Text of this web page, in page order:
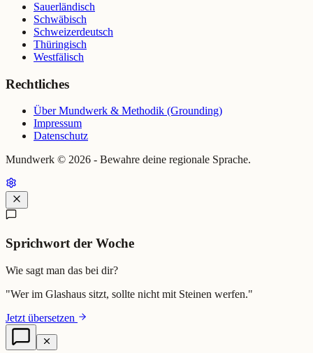
Sauerländisch
Schwäbisch
Schweizerdeutsch
Thüringisch
Westfälisch
Rechtliches
Über Mundwerk & Methodik (Grounding)
Impressum
Datenschutz
Mundwerk © 2026 - Bewahre deine regionale Sprache.
Sprichwort der Woche
Wie sagt man das bei dir?
"Wer im Glashaus sitzt, sollte nicht mit Steinen werfen."
Jetzt übersetzen